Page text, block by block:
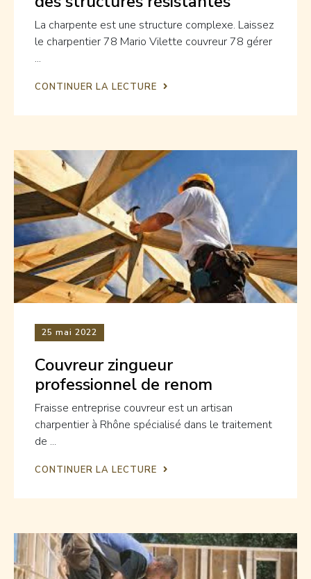
La charpente est une structure complexe. Laissez
le charpentier 78 Mario Vilette couvreur 78 gérer
...
CONTINUER LA LECTURE
25 mai 2022
Couvreur zingueur
professionnel de renom
Fraisse entreprise couvreur est un artisan
charpentier à Rhône spécialisé dans le traitement
de ...
CONTINUER LA LECTURE